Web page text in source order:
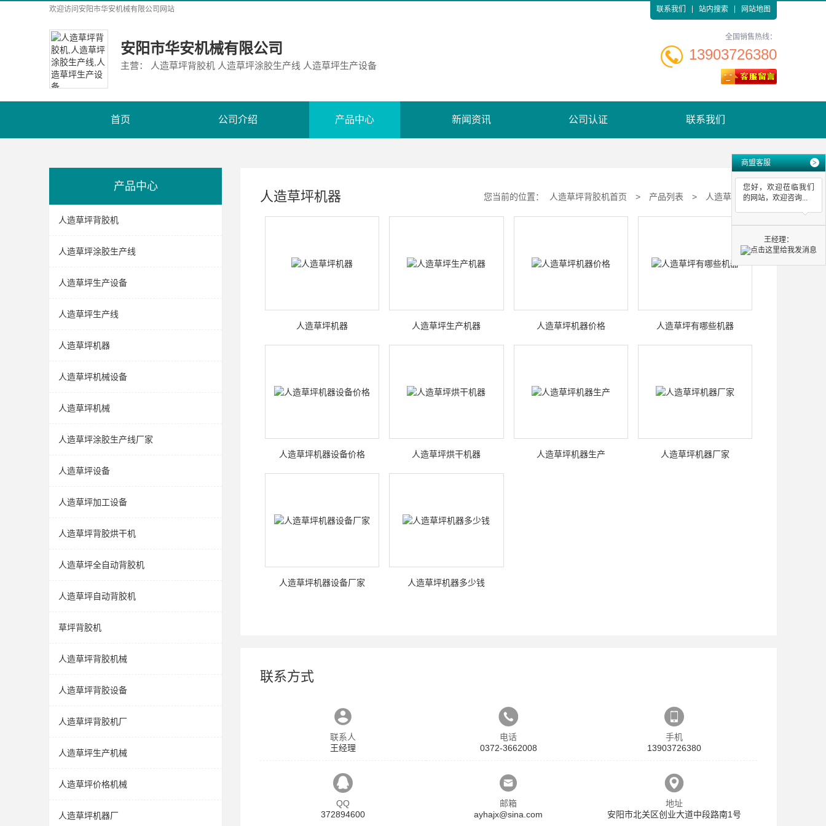
欢迎访问 安阳市华安机械有限公司 网站 联系我们 站内搜索 网站地图
安阳市华安机械有限公司
主营： 人造草坪背胶机 人造草坪涂胶生产线 人造草坪生产设备
全国销售热线：
13903726380
首页 公司介绍 产品中心 新闻资讯 公司认证 联系我们
产品中心
人造草坪背胶机
人造草坪涂胶生产线
人造草坪生产设备
人造草坪生产线
人造草坪机器
人造草坪机械设备
人造草坪机械
人造草坪涂胶生产线厂家
人造草坪设备
人造草坪加工设备
人造草坪背胶烘干机
人造草坪全自动背胶机
人造草坪自动背胶机
草坪背胶机
人造草坪背胶机械
人造草坪背胶设备
人造草坪背胶机厂
人造草坪生产机械
人造草坪价格机械
人造草坪机器厂
人造草坪机器 您当前的位置： 人造草坪背胶机首页 > 产品列表 > 人造草坪机器
人造草坪机器 人造草坪生产机器 人造草坪机器价格 人造草坪有哪些机器
人造草坪机器设备价格 人造草坪烘干机器 人造草坪机器生产 人造草坪机器厂家
人造草坪机器设备厂家 人造草坪机器多少钱
联系方式
联系人
王经理
电话
0372-3662008
手机
13903726380
QQ
372894600
邮箱
ayhajx@sina.com
地址
安阳市北关区创业大道中段路南1号
商盟客服 >
您好，欢迎莅临我们
的网站，欢迎咨询...
王经理：